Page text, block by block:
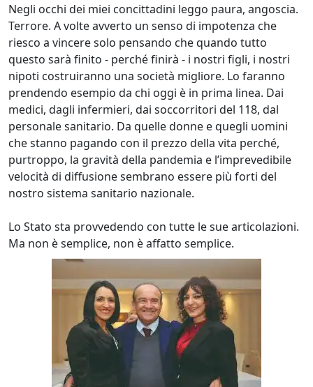
Negli occhi dei miei concittadini leggo paura, angoscia.
Terrore. A volte avverto un senso di impotenza che
riesco a vincere solo pensando che quando tutto
questo sarà finito - perché finirà - i nostri figli, i nostri
nipoti costruiranno una società migliore. Lo faranno
prendendo esempio da chi oggi è in prima linea. Dai
medici, dagli infermieri, dai soccorritori del 118, dal
personale sanitario. Da quelle donne e quegli uomini
che stanno pagando con il prezzo della vita perché,
purtroppo, la gravità della pandemia e l’imprevedibile
velocità di diffusione sembrano essere più forti del
nostro sistema sanitario nazionale.
Lo Stato sta provvedendo con tutte le sue articolazioni.
Ma non è semplice, non è affatto semplice.